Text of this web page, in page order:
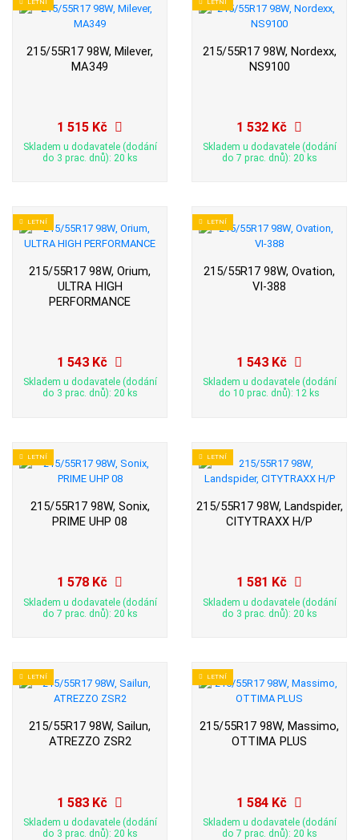
LETNÍ
215/55R17 98W, Milever,
MA349
1 515 Kč
Skladem u dodavatele (dodání
do 3 prac. dnů): 20 ks
LETNÍ
215/55R17 98W, Nordexx,
NS9100
1 532 Kč
Skladem u dodavatele (dodání
do 7 prac. dnů): 20 ks
LETNÍ
215/55R17 98W, Orium,
ULTRA HIGH
PERFORMANCE
1 543 Kč
Skladem u dodavatele (dodání
do 3 prac. dnů): 20 ks
LETNÍ
215/55R17 98W, Ovation,
VI-388
1 543 Kč
Skladem u dodavatele (dodání
do 10 prac. dnů): 12 ks
LETNÍ
215/55R17 98W, Sonix,
PRIME UHP 08
1 578 Kč
Skladem u dodavatele (dodání
do 7 prac. dnů): 20 ks
LETNÍ
215/55R17 98W, Landspider,
CITYTRAXX H/P
1 581 Kč
Skladem u dodavatele (dodání
do 3 prac. dnů): 20 ks
LETNÍ
215/55R17 98W, Sailun,
ATREZZO ZSR2
1 583 Kč
Skladem u dodavatele (dodání
do 3 prac. dnů): 20 ks
LETNÍ
215/55R17 98W, Massimo,
OTTIMA PLUS
1 584 Kč
Skladem u dodavatele (dodání
do 7 prac. dnů): 20 ks